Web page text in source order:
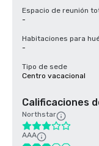
Espacio de reunión
-
Habitaciones para
-
Tipo de sede
Centro vacacional
Calificaciones
Northstar
AAA